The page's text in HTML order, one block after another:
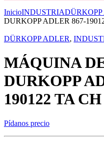
InicioINDUSTRIA
DURKOPP ADLER 867-
DÜRKOPP ADLER,
MÁQUINA
DURKOPP
190122 TA
Pídanos precio